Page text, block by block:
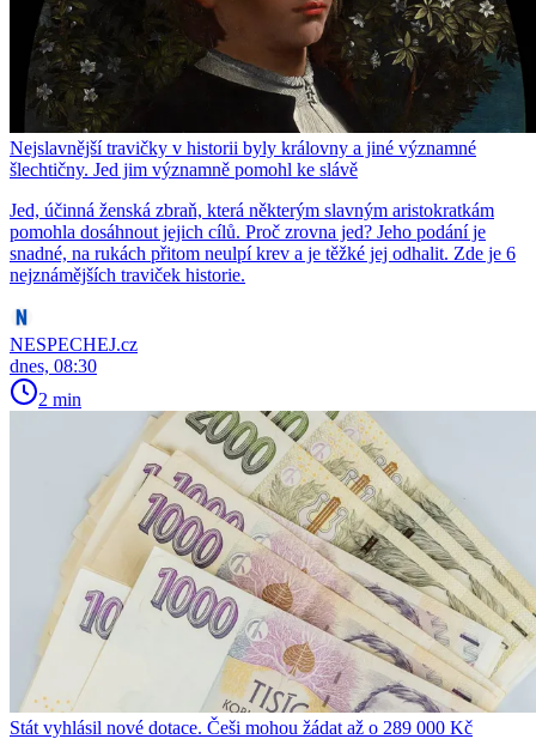
Nejslavnější travičky v historii byly královny a jiné významné
šlechtičny. Jed jim významně pomohl ke slávě
Jed, účinná ženská zbraň, která některým slavným aristokratkám
pomohla dosáhnout jejich cílů. Proč zrovna jed? Jeho podání je
snadné, na rukách přitom neulpí krev a je těžké jej odhalit. Zde je 6
nejznámějších traviček historie.
NESPECHEJ.cz
dnes, 08:30
2 min
Stát vyhlásil nové dotace. Češi mohou žádat až o 289 000 Kč